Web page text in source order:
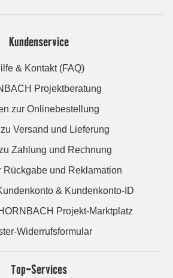
Kundenservice
& Kontakt (FAQ)
Projektberatung
zur Onlinebestellung
Versand und Lieferung
Zahlung und Rechnung
Rückgabe und Reklamation
& Kundenkonto-ID
Projekt-Marktplatz
Widerrufsformular
Top-Services